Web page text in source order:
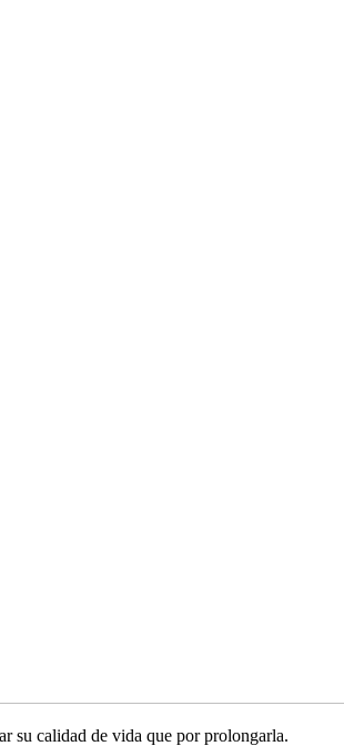
su calidad de vida que por prolongarla.